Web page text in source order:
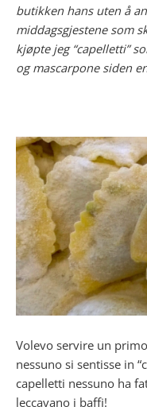
butikken hans uten å
middagsgjestene som
kjøpte jeg “capelletti”
og mascarpone siden
Volevo servire un
nessuno si sentisse in
capelletti nessuno ha
leccavano i baffi!